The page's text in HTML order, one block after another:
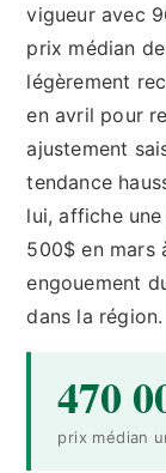
vigueur avec
prix médian
légèrement
en avril pour
ajustement
tendance
lui, affiche
500$ en mars
engouement
dans la région.
470
prix médian